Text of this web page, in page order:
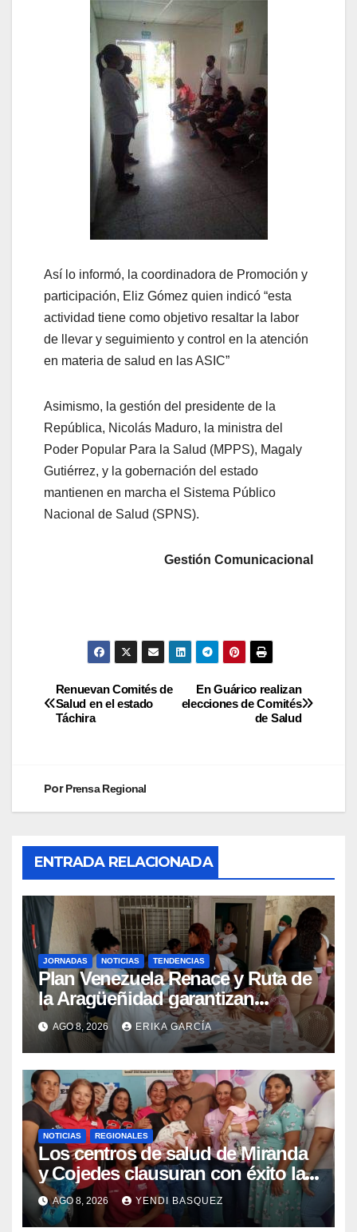
Así lo informó, la coordinadora de Promoción y
participación, Eliz Gómez quien indicó “esta
actividad tiene como objetivo resaltar la labor
de llevar y seguimiento y control en la atención
en materia de salud en las ASIC”
Asimismo, la gestión del presidente de la
República, Nicolás Maduro, la ministra del
Poder Popular Para la Salud (MPPS), Magaly
Gutiérrez, y la gobernación del estado
mantienen en marcha el Sistema Público
Nacional de Salud (SPNS).
Gestión Comunicacional
En Guárico realizan
elecciones de Comités
de Salud
Renuevan Comités de
Salud en el estado
Táchira
PorPrensa Regional
ENTRADA RELACIONADA
JORNADAS NOTICIAS TENDENCIAS
Plan Venezuela Renace y Ruta de
la Aragüeñidad garantizan
atención médica integral en
Aragua
AGO 8, 2026 ERIKA GARCÍA
NOTICIAS REGIONALES
Los centros de salud de Miranda
y Cojedes clausuran con éxito la
Semana Mundial de la Lactancia
Materna
AGO 8, 2026 YENDI BASQUEZ